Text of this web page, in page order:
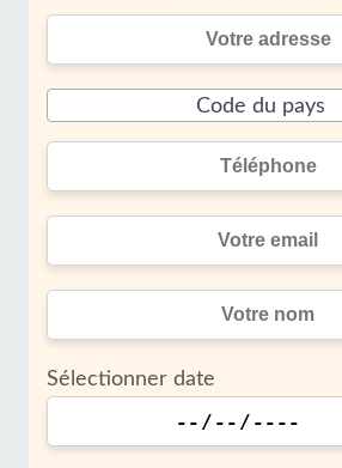
Code du pays
Sélectionner date